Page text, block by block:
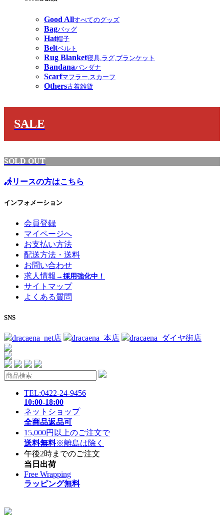
Good Allすべてのグッズ
Bagバッグ
Hat帽子
Beltベルト
Rug Blanket寝具,ラグ,ブランケット
Bandanaバンダナ
Scarfマフラー,スカーフ
Others古着雑貨
SALE
SOLD OUT
リースの方はこちら
インフォメーション
会員登録
マイページへ
お支払い方法
配送方法・送料
お問い合わせ
求人情報 →採用強化中！
サイトマップ
よくある質問
SNS
dracaena_net店 dracaena_本店 dracaena_ダイヤ街店
TEL:0422-24-9456
10:00-18:00
ネットショップ
全商品返品可
15,000円以上のご注文で
送料無料※離島は除く
午後2時までのご注文
当日出荷
Free Wrapping
ラッピング無料